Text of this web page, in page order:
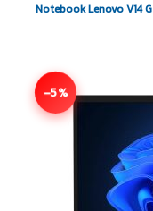
Notebook Lenovo V14
-5%